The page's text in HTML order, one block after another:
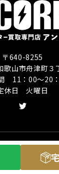
〒640-8255
歌山市舟津町３
11：00〜20
休日 火曜日
ターエフェクター
ズ All Rights